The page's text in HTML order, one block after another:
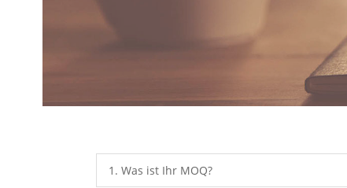
1. Was ist Ihr MOQ?